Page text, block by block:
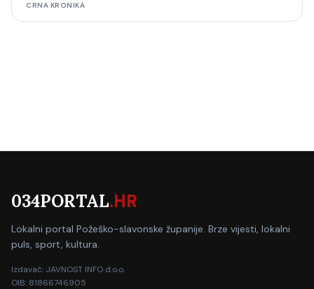
CRNA KRONIKA
034PORTAL.HR
Lokalni portal Požeško-slavonske županije. Brze vijesti, lokalni
puls, sport, kultura.
Izdavač: JAVNOST INFO d.o.o.
OIB: 81866746905